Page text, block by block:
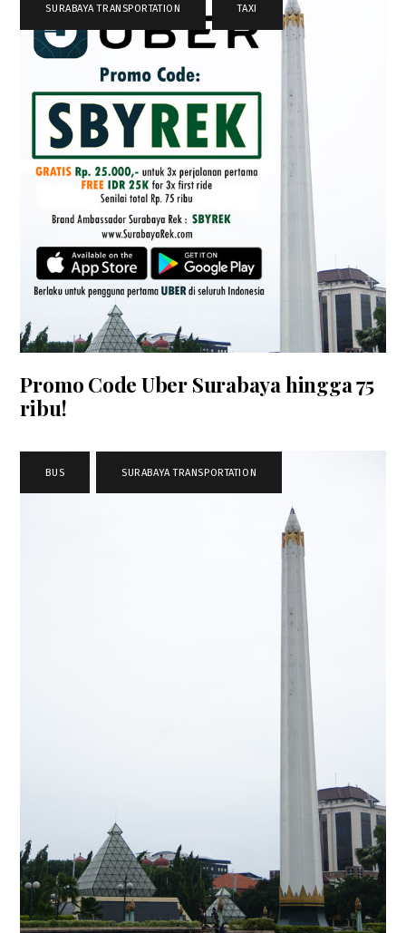
SURABAYA TRANSPORTATION TAXI
Promo Code Uber Surabaya hingga 75
ribu!
BUS SURABAYA TRANSPORTATION